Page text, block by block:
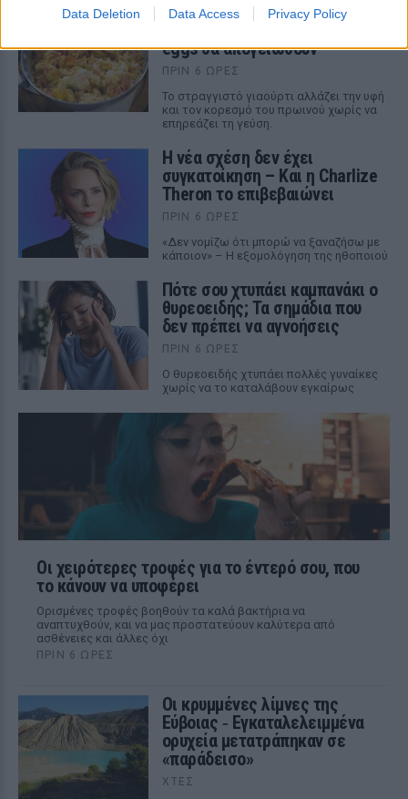
Data Deletion Data Access Privacy Policy
Ελληνικό γιαούρτι: Μία
eggs θα απογειωθούν
ΠΡΙΝ 6 ΏΡΕΣ
Το στραγγιστό γιαούρτι αλλάζει την υφή
και τον κορεσμό του πρωινού χωρίς να
επηρεάζει τη γεύση.
Η νέα σχέση δεν έχει
συγκατοίκηση – Και η Charlize
Theron το επιβεβαιώνει
ΠΡΙΝ 6 ΏΡΕΣ
«Δεν νομίζω ότι μπορώ να ξαναζήσω με
κάποιον» – Η εξομολόγηση της ηθοποιού
Πότε σου χτυπάει καμπανάκι ο
θυρεοειδής; Τα σημάδια που
δεν πρέπει να αγνοήσεις
ΠΡΙΝ 6 ΏΡΕΣ
Ο θυρεοειδής χτυπάει πολλές γυναίκες
χωρίς να το καταλάβουν εγκαίρως
Οι χειρότερες τροφές για το έντερό σου, που
το κάνουν να υποφέρει
Ορισμένες τροφές βοηθούν τα καλά βακτήρια να
αναπτυχθούν, και να μας προστατεύουν καλύτερα από
ασθένειες και άλλες όχι
ΠΡΙΝ 6 ΏΡΕΣ
Οι κρυμμένες λίμνες της
Εύβοιας ‑ Εγκαταλελειμμένα
ορυχεία μετατράπηκαν σε
«παράδεισο»
ΧΤΕΣ